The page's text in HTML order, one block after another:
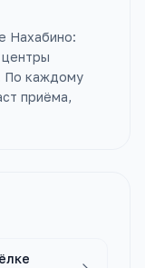
Нахабино:
центры
По каждому
приёма,